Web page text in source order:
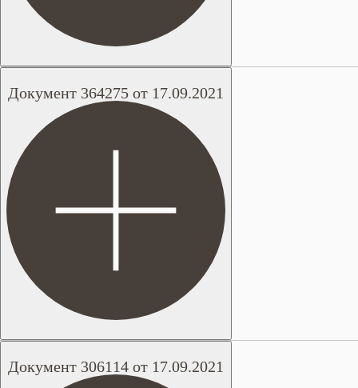
Документ 364275 от 17.09.2021
Документ 306114 от 17.09.2021